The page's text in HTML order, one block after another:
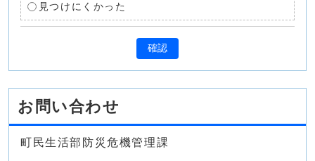
見つけにくかった
確認
お問い合わせ
町民生活部防災危機管理課